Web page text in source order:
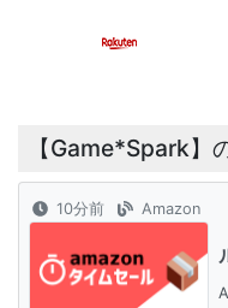
【Game*Spark】
10分前 Amazon